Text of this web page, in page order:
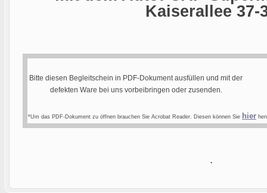
Kaiserallee 37-
Bitte diesen Begleitschein in PDF-Dokument ausfüllen und mit der
defekten Ware bei uns vorbeibringen oder zusenden.
*Um das PDF-Dokument zu öffnen brauchen Sie Acrobat Reader. Diesen können Sie hier
.